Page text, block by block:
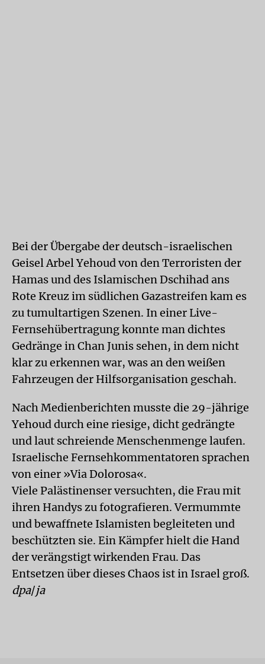
Bei der Übergabe der deutsch-israelischen
Geisel Arbel Yehoud von den Terroristen der
Hamas und des Islamischen Dschihad ans
Rote Kreuz im südlichen Gazastreifen kam es
zu tumultartigen Szenen. In einer Live-
Fernsehübertragung konnte man dichtes
Gedränge in Chan Junis sehen, in dem nicht
klar zu erkennen war, was an den weißen
Fahrzeugen der Hilfsorganisation geschah.
Nach Medienberichten musste die 29-jährige
Yehoud durch eine riesige, dicht gedrängte
und laut schreiende Menschenmenge laufen.
Israelische Fernsehkommentatoren sprachen
von einer »Via Dolorosa«.
Viele Palästinenser versuchten, die Frau mit
ihren Handys zu fotografieren. Vermummte
und bewaffnete Islamisten begleiteten und
beschützten sie. Ein Kämpfer hielt die Hand
der verängstigt wirkenden Frau. Das
Entsetzen über dieses Chaos ist in Israel groß.
dpa/ja